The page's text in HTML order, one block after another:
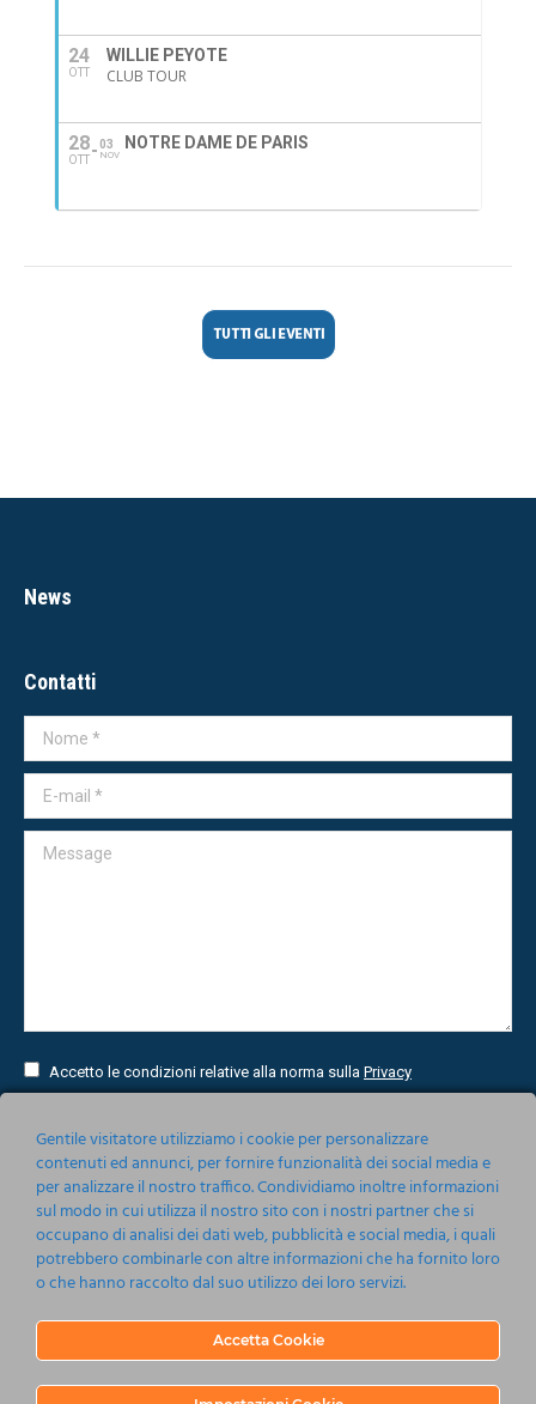
24
OTT
WILLIE PEYOTE
CLUB TOUR
28
OTT
03
NOV
NOTRE DAME DE PARIS
News
Contatti
Nome *
E-mail *
Message
Accetto le condizioni relative alla norma sulla Privacy
Invia
Nonsoloeventi srl 2019-2020
Gentile visitatore utilizziamo i cookie per personalizzare
contenuti ed annunci, per fornire funzionalità dei social media e
per analizzare il nostro traffico. Condividiamo inoltre informazioni
sul modo in cui utilizza il nostro sito con i nostri partner che si
occupano di analisi dei dati web, pubblicità e social media, i quali
potrebbero combinarle con altre informazioni che ha fornito loro
o che hanno raccolto dal suo utilizzo dei loro servizi.
Accetta Cookie